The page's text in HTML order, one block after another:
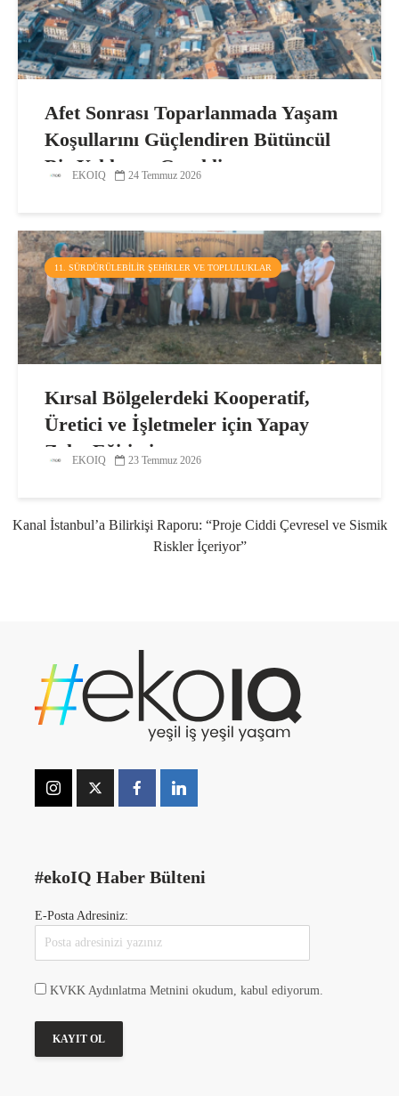
Afet Sonrası Toparlanmada Yaşam
Koşullarını Güçlendiren Bütüncül
Bir Yaklaşım Gerekli
EKOIQ 24 Temmuz 2026
11. SÜRDÜRÜLEBILIR ŞEHIRLER VE TOPLULUKLAR
Kırsal Bölgelerdeki Kooperatif,
Üretici ve İşletmeler için Yapay
Zeka Eğitimi
EKOIQ 23 Temmuz 2026
Kanal İstanbul’a Bilirkişi Raporu: “Proje Ciddi Çevresel ve Sismik
Riskler İçeriyor”
#ekoIQ Haber Bülteni
E-Posta Adresiniz:
KVKK Aydınlatma Metnini okudum, kabul ediyorum.